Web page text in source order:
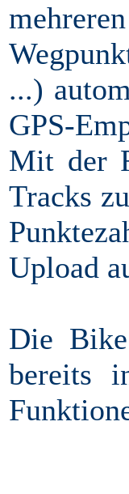
...)
GPS-
Mit der
Tracks
Upload
Die
bereits